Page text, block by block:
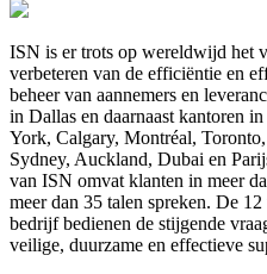
ISN is er trots op wereldwijd het
verbeteren van de efficiëntie en
beheer van aannemers en
in Dallas en daarnaast kantoren
York, Calgary, Montréal,
Sydney, Auckland, Dubai en
van ISN omvat klanten in meer
meer dan 35 talen spreken. De
bedrijf bedienen de stijgende
veilige, duurzame en effectieve